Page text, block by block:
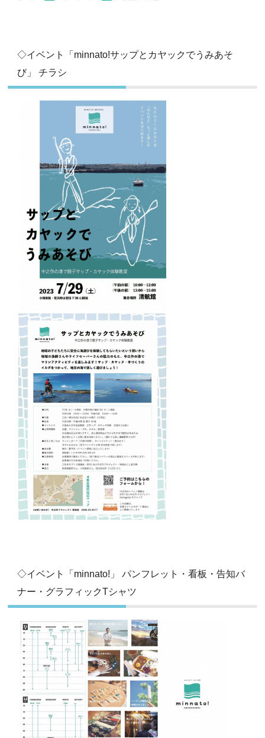
◇イベント「minnato!サップとカヤックでうみあそ
び」 チラシ
◇イベント「minnato!」 パンフレット・看板・告知バ
ナー・グラフィックTシャツ